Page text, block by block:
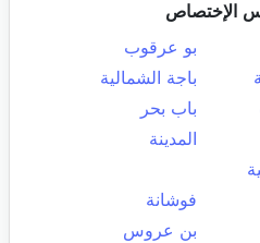
الإختصاص
بو عرقوب
باجة الشمالية
باب بحر
المدينة
فوشانة
بن عروس